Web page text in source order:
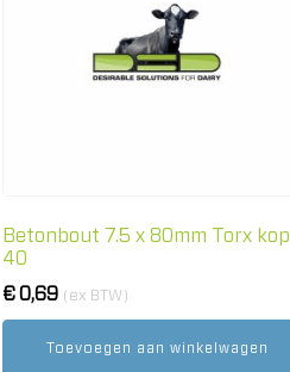
Betonbout 7.5 x 80mm Torx kop
40
€0,69 (ex BTW)
Toevoegen aan winkelwagen